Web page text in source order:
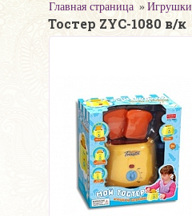
Главная страница Игрушки
Тостер ZYC-1080 в/к